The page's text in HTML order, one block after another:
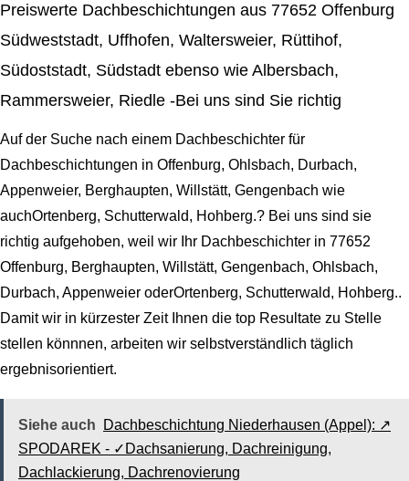
Preiswerte Dachbeschichtungen aus 77652 Offenburg
Südweststadt, Uffhofen, Waltersweier, Rüttihof,
Südoststadt, Südstadt ebenso wie Albersbach,
Rammersweier, Riedle -Bei uns sind Sie richtig
Auf der Suche nach einem Dachbeschichter für
Dachbeschichtungen in Offenburg, Ohlsbach, Durbach,
Appenweier, Berghaupten, Willstätt, Gengenbach wie
auchOrtenberg, Schutterwald, Hohberg.? Bei uns sind sie
richtig aufgehoben, weil wir Ihr Dachbeschichter in 77652
Offenburg, Berghaupten, Willstätt, Gengenbach, Ohlsbach,
Durbach, Appenweier oderOrtenberg, Schutterwald, Hohberg..
Damit wir in kürzester Zeit Ihnen die top Resultate zu Stelle
stellen könnnen, arbeiten wir selbstverständlich täglich
ergebnisorientiert.
Siehe auch
Dachbeschichtung Niederhausen (Appel): ↗️
SPODAREK - ✓Dachsanierung, Dachreinigung,
Dachlackierung, Dachrenovierung